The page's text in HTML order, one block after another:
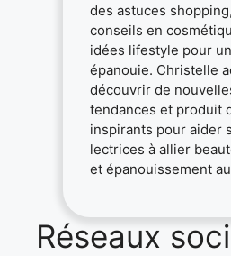
des astuces
conseils en
idées lifestyle pour
épanouie. Christelle
découvrir de
tendances et produit
inspirants pour aider
lectrices à allier
et épanouissement
Réseaux